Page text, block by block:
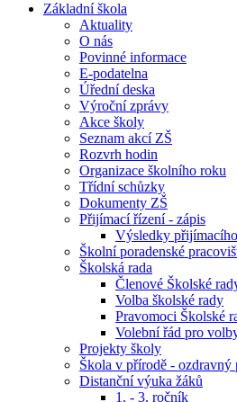
Základní škola
Aktuality
O nás
Povinné informace
E-podatelna
Úřední deska
Výroční zprávy
Akce školy
Seznam akcí ZŠ
Rozvrh hodin
Organizace školního roku
Třídní schůzky
Dokumenty ZŠ
Přijímací řízení - zápis
Výsledky
Školní poradenské
Školská rada
Členové Školské
Volba školské rady
Pravomoci Školské
Volební řád pro
Projekty školy
Škola v přírodě - ozdravný
Distanční výuka žáků
1. - 3. ročník